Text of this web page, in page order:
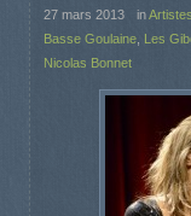
27 mars 2013 inArtistes
Basse Goulaine Les
Nicolas Bonnet